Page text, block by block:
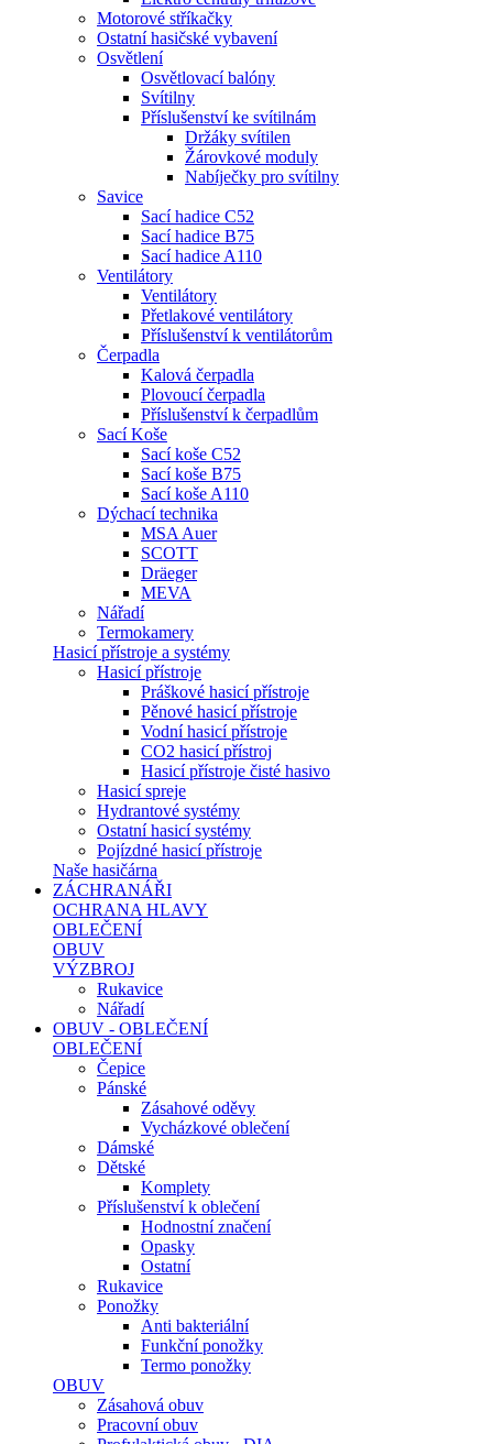
Motorové stříkačky
Ostatní hasičské vybavení
Osvětlení
Osvětlovací balóny
Svítilny
Příslušenství ke svítilnám
Držáky svítilen
Žárovkové moduly
Nabíječky pro svítilny
Savice
Sací hadice C52
Sací hadice B75
Sací hadice A110
Ventilátory
Ventilátory
Přetlakové ventilátory
Příslušenství k ventilátorům
Čerpadla
Kalová čerpadla
Plovoucí čerpadla
Příslušenství k čerpadlům
Sací Koše
Sací koše C52
Sací koše B75
Sací koše A110
Dýchací technika
MSA Auer
SCOTT
Dräeger
MEVA
Nářadí
Termokamery
Hasicí přístroje a systémy
Hasicí přístroje
Práškové hasicí přístroje
Pěnové hasicí přístroje
Vodní hasicí přístroje
CO2 hasicí přístroj
Hasicí přístroje čisté hasivo
Hasicí spreje
Hydrantové systémy
Ostatní hasicí systémy
Pojízdné hasicí přístroje
Naše hasičárna
ZÁCHRANÁŘI
OCHRANA HLAVY
OBLEČENÍ
OBUV
VÝZBROJ
Rukavice
Nářadí
OBUV - OBLEČENÍ
OBLEČENÍ
Čepice
Pánské
Zásahové oděvy
Vycházkové oblečení
Dámské
Dětské
Komplety
Příslušenství k oblečení
Hodnostní značení
Opasky
Ostatní
Rukavice
Ponožky
Anti bakteriální
Funkční ponožky
Termo ponožky
OBUV
Zásahová obuv
Pracovní obuv